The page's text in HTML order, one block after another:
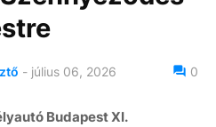
- július 06, 2026 0
Budapest XI.